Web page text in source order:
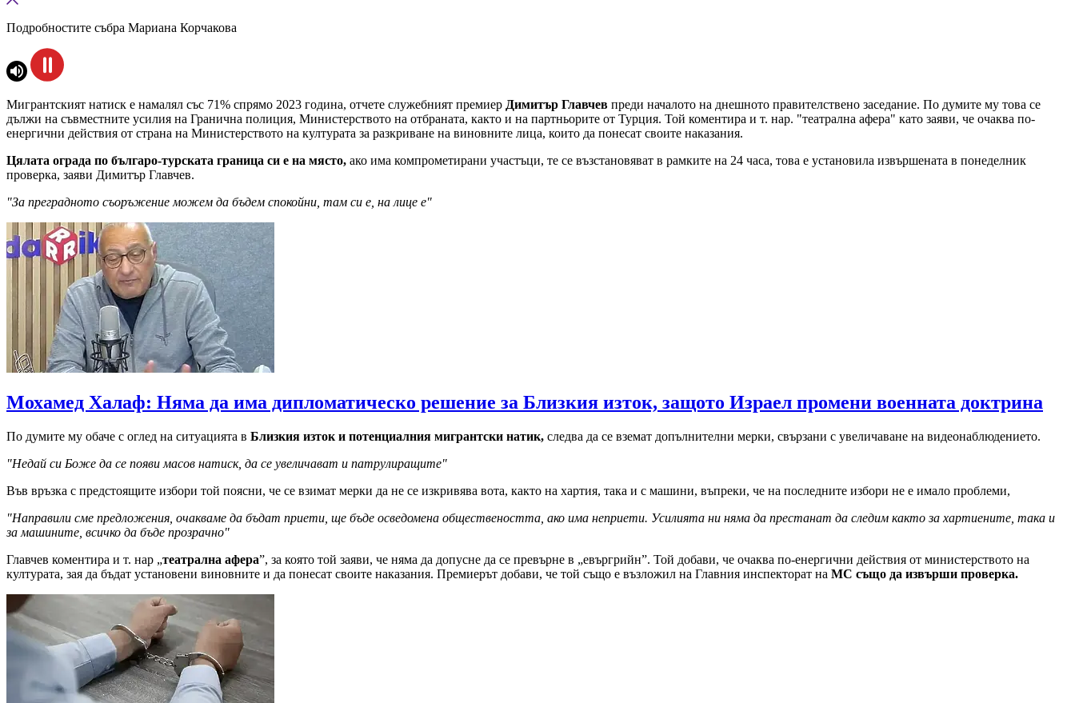
Подробностите събра Мариана Корчакова
Мигрантският натиск е намалял със 71% спрямо 2023 година, отчете служебният премиер Димитър Главчев преди началото на днешното правителствено заседание. По думите му това се
дължи на съвместните усилия на Гранична полиция, Министерството на отбраната, както и на партньорите от Турция. Той коментира и т. нар. "театрална афера" като заяви, че очаква по-
енергични действия от страна на Министерството на културата за разкриване на виновните лица, които да понесат своите наказания.
Цялата ограда по българо-турската граница си е на място, ако има компрометирани участъци, те се възстановяват в рамките на 24 часа, това е установила извършената в понеделник
проверка, заяви Димитър Главчев.
"За преградното съоръжение можем да бъдем спокойни, там си е, на лице е"
Мохамед Халаф: Няма да има дипломатическо решение за Близкия изток, защото Израел промени военната доктрина
По думите му обаче с оглед на ситуацията в Близкия изток и потенциалния мигрантски натик, следва да се вземат допълнителни мерки, свързани с увеличаване на видеонаблюдението.
"Недай си Боже да се появи масов натиск, да се увеличават и патрулиращите"
Във връзка с предстоящите избори той поясни, че се взимат мерки да не се изкривява вота, както на хартия, така и с машини, въпреки, че на последните избори не е имало проблеми,
"Направили сме предложения, очакваме да бъдат приети, ще бъде осведомена обществеността, ако има неприети. Усилията ни няма да престанат да следим както за хартиените, така и
за машините, всичко да бъде прозрачно"
Главчев коментира и т. нар „театрална афера”, за която той заяви, че няма да допусне да се превърне в „евъргрийн”. Той добави, че очаква по-енергични действия от министерството на
културата, зая да бъдат установени виновните и да понесат своите наказания. Премиерът добави, че той също е възложил на Главния инспекторат на МС също да извърши проверка.